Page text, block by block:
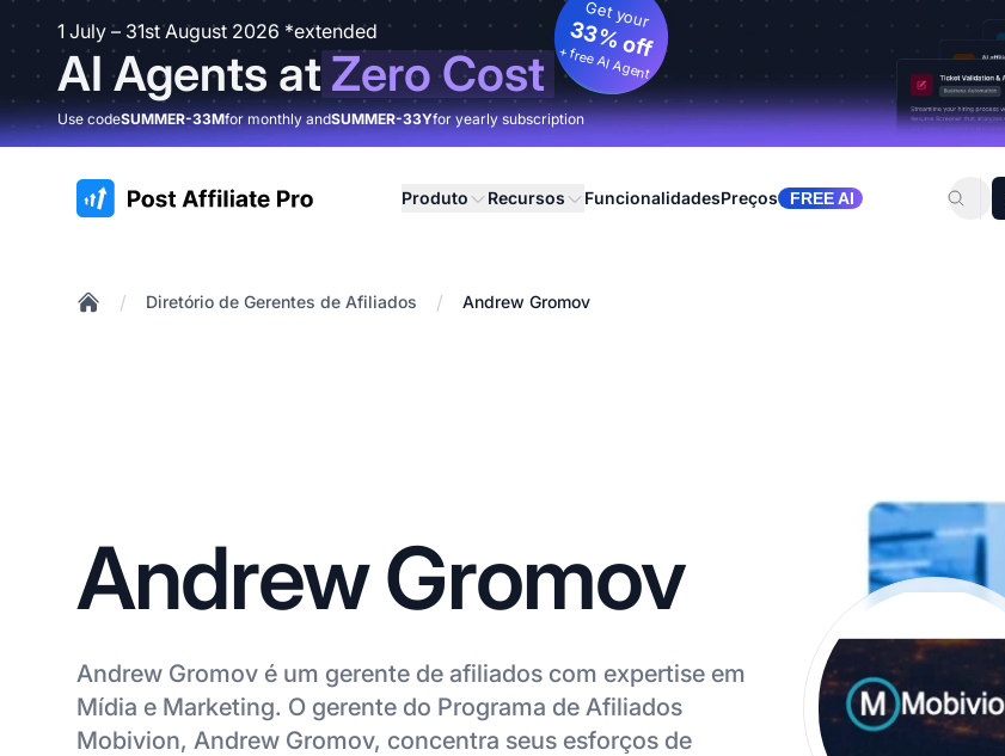
1 July – 31st August 2026 *extended
AI Agents atZero Cost
Get your
33% off
+ free AI Agent
Use codeSUMMER-33Mfor monthly andSUMMER-33Yfor yearly subscription
:site.title Produto Recursos FuncionalidadesPreços FREE AI
/ Diretório de Gerentes de Afiliados / Andrew Gromov
Andrew Gromov
Andrew Gromov é um gerente de afiliados com expertise em
Mídia e Marketing. O gerente do Programa de Afiliados
Mobivion, Andrew Gromov, concentra seus esforços de